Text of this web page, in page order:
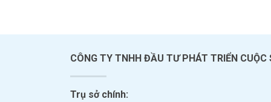
CÔNG TY TNHH ĐẦU TƯ PHÁT TRIỂN CUỘC
Trụ sở chính: